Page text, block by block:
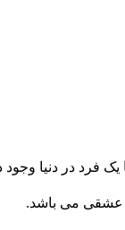
فرد در دنیا
عشقی می باشد.